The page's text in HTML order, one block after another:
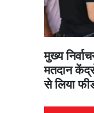
मुख्य
मतदान
से लिया